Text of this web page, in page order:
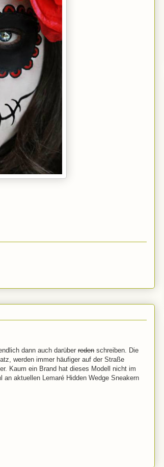
dann auch darüber reden schreiben. Die
werden immer häufiger auf der Straße
Kaum ein Brand hat dieses Modell nicht im
an aktuellen Lemaré Hidden Wedge Sneakern